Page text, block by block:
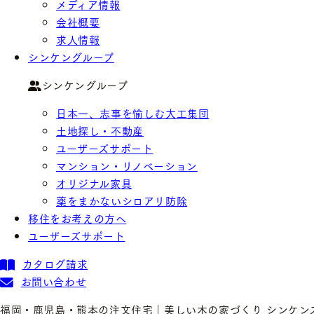
メディア情報
会社概要
求人情報
シンケングループ
シンケングループ
日本一、志事を愉しむ大工集団
土地探し・不動産
ユーザーズサポート
マンション・リノベーション
オリジナル家具
薬をまかないシロアリ防除
移住をお考えの方へ
ユーザーズサポート
カタログ請求
お問い合わせ
福岡・鹿児島・熊本の注文住宅｜美しい木の家づくり シンケン